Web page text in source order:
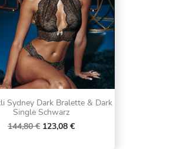
Sydney Dark Bralette & Dark
Single Schwarz
144,80 € 123,08 €